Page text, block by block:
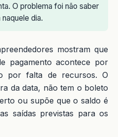
O problema foi não saber
dia.
mostram que
pagamento acontece por
por falta de recursos. O
da data, não tem o boleto
ou supõe que o saldo é
saídas previstas para os